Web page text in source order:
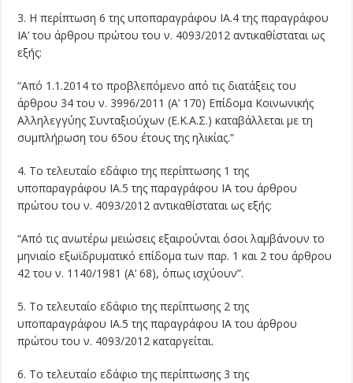
3. Η περίπτωση 6 της υποπαραγράφου ΙΑ.4 της παραγράφου
ΙΑ’ του άρθρου πρώτου του ν. 4093/2012 αντικαθίσταται ως
εξής:
“Από 1.1.2014 το προβλεπόμενο από τις διατάξεις του
άρθρου 34 του ν. 3996/2011 (Α’ 170) Επίδομα Κοινωνικής
Αλληλεγγύης Συνταξιούχων (Ε.Κ.Α.Σ.) καταβάλλεται με τη
συμπλήρωση του 65ου έτους της ηλικίας.”
4. Το τελευταίο εδάφιο της περίπτωσης 1 της
υποπαραγράφου ΙΑ.5 της παραγράφου ΙΑ του άρθρου
πρώτου του ν. 4093/2012 αντικαθίσταται ως εξής:
“Από τις ανωτέρω μειώσεις εξαιρούνται όσοι λαμβάνουν το
μηνιαίο εξωϊδρυματικό επίδομα των παρ. 1 και 2 του άρθρου
42 του ν. 1140/1981 (Α’ 68), όπως ισχύουν”.
5. Το τελευταίο εδάφιο της περίπτωσης 2 της
υποπαραγράφου ΙΑ.5 της παραγράφου ΙΑ του άρθρου
πρώτου του ν. 4093/2012 καταργείται.
6. Το τελευταίο εδάφιο της περίπτωσης 3 της